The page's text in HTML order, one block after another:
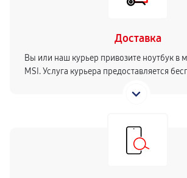
Доставка
Вы или наш курьер привозите ноутбук в
MSI. Услуга курьера предоставляется